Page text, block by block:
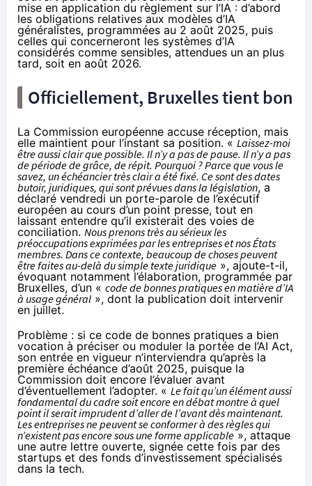
mise en application du règlement sur l’IA : d’abord
les obligations relatives aux modèles d’IA
généralistes, programmées au 2 août 2025, puis
celles qui concerneront les systèmes d’IA
considérés comme sensibles, attendues un an plus
tard, soit en août 2026.
Officiellement, Bruxelles tient bon
La Commission européenne accuse réception, mais
elle maintient pour l’instant sa position. « Laissez-moi
être aussi clair que possible. Il n’y a pas de pause. Il n’y a pas
de période de grâce, de répit. Pourquoi ? Parce que vous le
savez, un échéancier très clair a été fixé. Ce sont des dates
butoir, juridiques, qui sont prévues dans la législation, a
déclaré vendredi un porte-parole de l’exécutif
européen au cours d’un point presse, tout en
laissant entendre qu’il existerait des voies de
conciliation. Nous prenons très au sérieux les
préoccupations exprimées par les entreprises et nos États
membres. Dans ce contexte, beaucoup de choses peuvent
être faites au-delà du simple texte juridique », ajoute-t-il,
évoquant notamment l’élaboration, programmée par
Bruxelles, d’un « code de bonnes pratiques en matière d’IA
à usage général », dont la publication doit intervenir
en juillet.
Problème : si ce code de bonnes pratiques a bien
vocation à préciser ou moduler la portée de l’AI Act,
son entrée en vigueur n’interviendra qu’après la
première échéance d’août 2025, puisque la
Commission doit encore l’évaluer avant
d’éventuellement l’adopter. « Le fait qu’un élément aussi
fondamental du cadre soit encore en débat montre à quel
point il serait imprudent d’aller de l’avant dès maintenant.
Les entreprises ne peuvent se conformer à des règles qui
n’existent pas encore sous une forme applicable », attaque
une autre lettre ouverte, signée cette fois par des
startups et des fonds d’investissement spécialisés
dans la tech.